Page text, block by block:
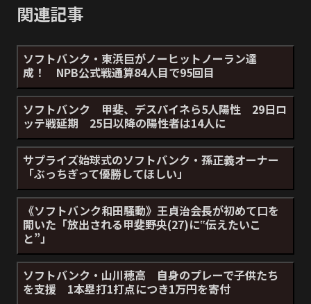
関連記事
ソフトバンク・東浜巨がノーヒットノーラン達
成！ NPB公式戦通算84人目で95回目
ソフトバンク 甲斐、デスパイネら5人陽性 29日ロ
ッテ戦延期 25日以降の陽性者は14人に
サプライズ始球式のソフトバンク・孫正義オーナー
「ぶっちぎって優勝してほしい」
《ソフトバンク和田騒動》王貞治会長が初めて口を
開いた「放出される甲斐野央(27)に‟伝えたいこ
と”」
ソフトバンク・山川穂高 自身のプレーで子供たち
を支援 1本塁打1打点につき1万円を寄付